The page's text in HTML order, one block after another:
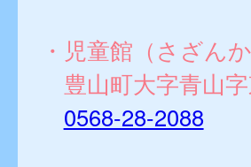
・児童館（さざんか
豊山町大字青山
0568-28-2088